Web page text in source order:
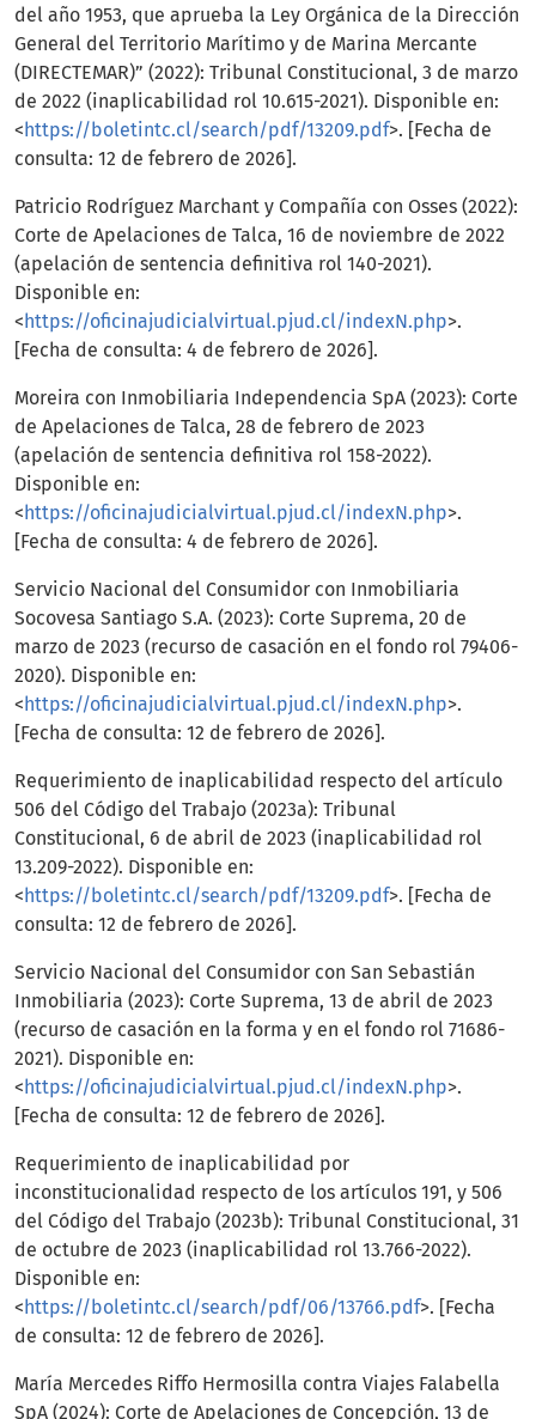
del año 1953, que aprueba la Ley Orgánica de la Dirección
General del Territorio Marítimo y de Marina Mercante
(DIRECTEMAR)” (2022): Tribunal Constitucional, 3 de marzo
de 2022 (inaplicabilidad rol 10.615-2021). Disponible en:
< https://boletintc.cl/search/pdf/13209.pdf>. [Fecha de
consulta: 12 de febrero de 2026].
Patricio Rodríguez Marchant y Compañía con Osses (2022):
Corte de Apelaciones de Talca, 16 de noviembre de 2022
(apelación de sentencia definitiva rol 140-2021).
Disponible en:
< https://oficinajudicialvirtual.pjud.cl/indexN.php>.
[Fecha de consulta: 4 de febrero de 2026].
Moreira con Inmobiliaria Independencia SpA (2023): Corte
de Apelaciones de Talca, 28 de febrero de 2023
(apelación de sentencia definitiva rol 158-2022).
Disponible en:
< https://oficinajudicialvirtual.pjud.cl/indexN.php>.
[Fecha de consulta: 4 de febrero de 2026].
Servicio Nacional del Consumidor con Inmobiliaria
Socovesa Santiago S.A. (2023): Corte Suprema, 20 de
marzo de 2023 (recurso de casación en el fondo rol 79406-
2020). Disponible en:
< https://oficinajudicialvirtual.pjud.cl/indexN.php>.
[Fecha de consulta: 12 de febrero de 2026].
Requerimiento de inaplicabilidad respecto del artículo
506 del Código del Trabajo (2023a): Tribunal
Constitucional, 6 de abril de 2023 (inaplicabilidad rol
13.209-2022). Disponible en:
< https://boletintc.cl/search/pdf/13209.pdf>. [Fecha de
consulta: 12 de febrero de 2026].
Servicio Nacional del Consumidor con San Sebastián
Inmobiliaria (2023): Corte Suprema, 13 de abril de 2023
(recurso de casación en la forma y en el fondo rol 71686-
2021). Disponible en:
< https://oficinajudicialvirtual.pjud.cl/indexN.php>.
[Fecha de consulta: 12 de febrero de 2026].
Requerimiento de inaplicabilidad por
inconstitucionalidad respecto de los artículos 191, y 506
del Código del Trabajo (2023b): Tribunal Constitucional, 31
de octubre de 2023 (inaplicabilidad rol 13.766-2022).
Disponible en:
< https://boletintc.cl/search/pdf/06/13766.pdf>. [Fecha
de consulta: 12 de febrero de 2026].
María Mercedes Riffo Hermosilla contra Viajes Falabella
SpA (2024): Corte de Apelaciones de Concepción, 13 de